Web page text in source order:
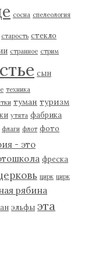
сосна спелеология
старость стекло
странное стрим
сын
техника
туман туризм
утята фабрика
флаги флот фото
- это
фреска
цирк цирк
рябина
эльфы эта